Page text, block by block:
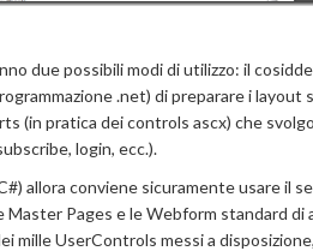
due possibili modi di utilizzo: il
.net) di preparare i layout
(in pratica dei controls ascx) che
login, ecc.).
allora conviene sicuramente usare il
Pages e le Webform standard di
mille UserControls messi a